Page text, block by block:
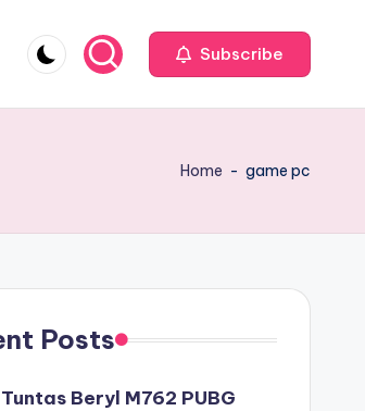
Subscribe
Home - game pc
Posts
Beryl M762 PUBG